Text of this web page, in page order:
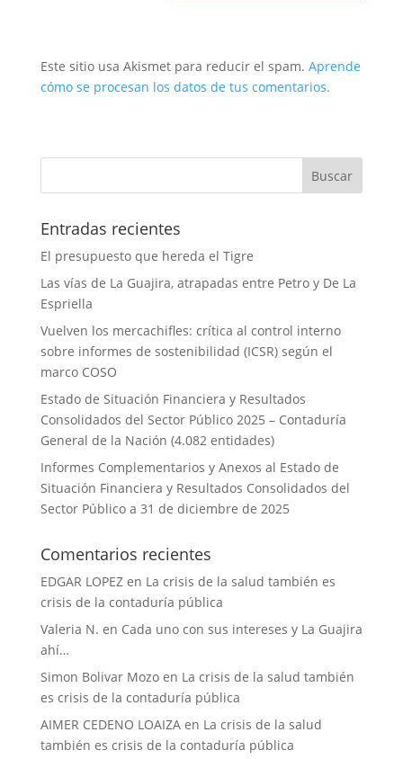
Este sitio usa Akismet para reducir el spam. Aprende
cómo se procesan los datos de tus comentarios.
Entradas recientes
El presupuesto que hereda el Tigre
Las vías de La Guajira, atrapadas entre Petro y De La
Espriella
Vuelven los mercachifles: crítica al control interno
sobre informes de sostenibilidad (ICSR) según el
marco COSO
Estado de Situación Financiera y Resultados
Consolidados del Sector Público 2025 – Contaduría
General de la Nación (4.082 entidades)
Informes Complementarios y Anexos al Estado de
Situación Financiera y Resultados Consolidados del
Sector Público a 31 de diciembre de 2025
Comentarios recientes
EDGAR LOPEZen La crisis de la salud también es
crisis de la contaduría pública
Valeria N. en Cada uno con sus intereses y La Guajira
ahí…
Simon Bolivar Mozoen La crisis de la salud también
es crisis de la contaduría pública
AIMER CEDENO LOAIZAen La crisis de la salud
también es crisis de la contaduría pública